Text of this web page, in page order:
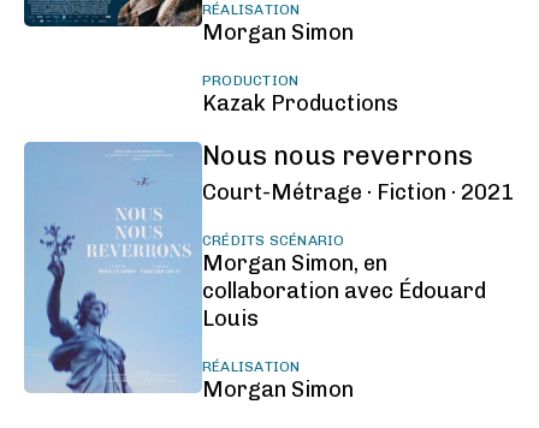
RÉALISATION
Morgan Simon
PRODUCTION
Kazak Productions
Nous nous reverrons
Court-Métrage · Fiction · 2021
CRÉDITS SCÉNARIO
Morgan Simon, en
collaboration avec Édouard
Louis
RÉALISATION
Morgan Simon